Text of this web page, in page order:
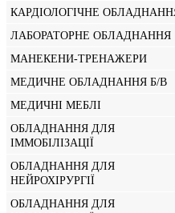
КАРДІОЛОГІЧНЕ
ЛАБОРАТОРНЕ ОБЛАДНАННЯ
МАНЕКЕНИ-ТРЕНАЖЕРИ
МЕДИЧНЕ ОБЛАДНАННЯ Б/В
МЕДИЧНІ МЕБЛІ
ОБЛАДНАННЯ ДЛЯ
ІММОБІЛІЗАЦІЇ
ОБЛАДНАННЯ ДЛЯ
НЕЙРОХІРУРГІЇ
ОБЛАДНАННЯ ДЛЯ